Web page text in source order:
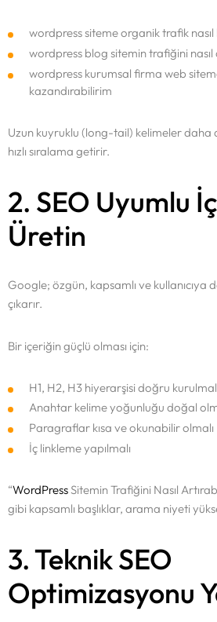
wordpress siteme organik trafik
wordpress blog sitemin trafiğini nasıl
wordpress kurumsal firma web
kazandırabilirim
Uzun kuyruklu (long-tail) kelimeler daha
hızlı sıralama getirir.
2. SEO Uyumlu
Üretin
Google; özgün, kapsamlı ve kullanıcıya
çıkarır.
Bir içeriğin güçlü olması için:
H1, H2, H3 hiyerarşisi doğru
Anahtar kelime yoğunluğu doğal
Paragraflar kısa ve okunabilir olmalı
İç linkleme yapılmalı
“WordPressSitemin Trafiğini Nasıl
gibi kapsamlı başlıklar, arama niyeti
3. Teknik SEO
Optimizasyonu